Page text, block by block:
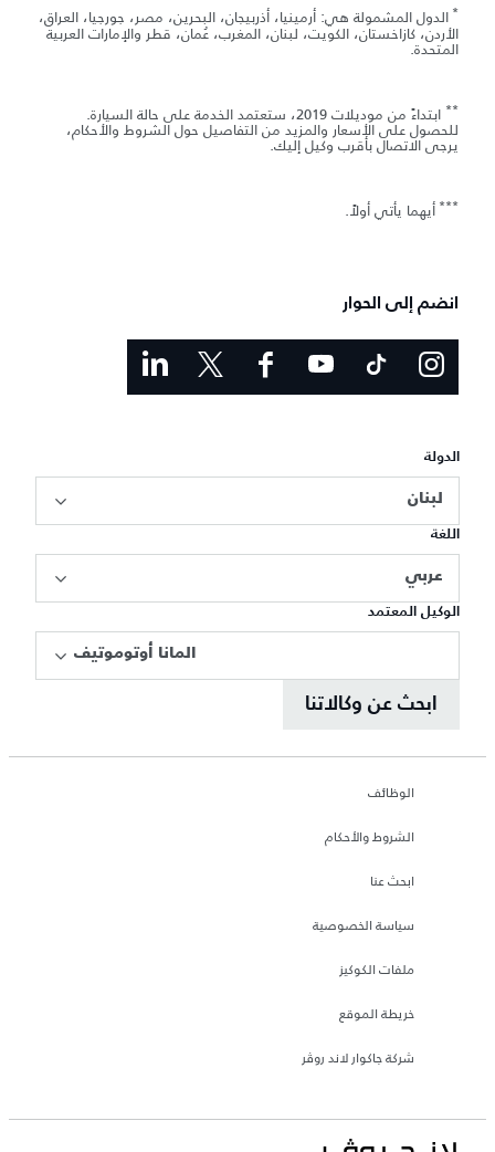
* الدول المشمولة هي: أرمينيا، أذربيجان، البحرين، مصر، جورجيا، العراق،
الأردن، كازاخستان، الكويت، لبنان، المغرب، عُمان، قطر والإمارات العربية
المتحدة.
** ابتداءً من موديلات 2019، ستعتمد الخدمة على حالة السيارة.
للحصول على الأسعار والمزيد من التفاصيل حول الشروط والأحكام،
يرجى الاتصال بأقرب وكيل إليك.
*** أيهما يأتي أولاً.
انضم إلى الحوار
الدولة
لبنان
اللغة
عربي
الوكيل المعتمد
المانا أوتوموتيف
ابحث عن وكالاتنا
الوظائف
الشروط والأحكام
ابحث عنا
سياسة الخصوصية
ملفات الكوكيز
خريطة الموقع
شركة جاكوار لاند روڤر